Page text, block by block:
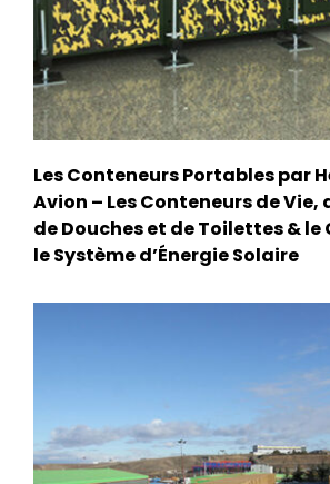
Les Conteneurs Portables par
Avion – Les Conteneurs de Vie,
de Douches et de Toilettes &
le Système d’Énergie Solaire